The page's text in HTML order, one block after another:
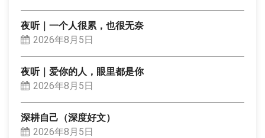
夜听｜一个人很累，也很无奈
2026年8月5日
夜听｜爱你的人，眼里都是你
2026年8月5日
深耕自己（深度好文）
2026年8月5日